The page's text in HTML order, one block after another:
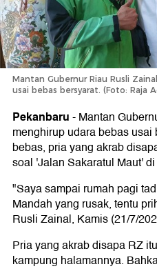
Mantan Gubernur Riau Rusli
usai bebas bersyarat. (Foto: Raja
Pekanbaru-Mantan
menghirup udara bebas
bebas, pria yang akrab
soal 'Jalan Sakaratul Maut'
"Saya sampai rumah pagi
Mandah yang rusak, tentu
Rusli Zainal, Kamis (21/7/
Pria yang akrab disapa RZ
kampung halamannya.